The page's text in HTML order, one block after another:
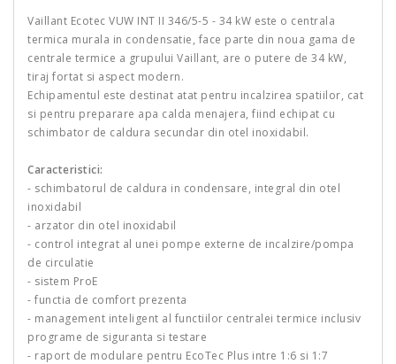
Vaillant Ecotec VUW INT II 346/5-5 - 34 kW este o centrala
termica murala in condensatie, face parte din noua gama de
centrale termice a grupului Vaillant, are o putere de 34 kW,
tiraj fortat si aspect modern.
Echipamentul este destinat atat pentru incalzirea spatiilor, cat
si pentru preparare apa calda menajera, fiind echipat cu
schimbator de caldura secundar din otel inoxidabil.
Caracteristici:
- schimbatorul de caldura in condensare, integral din otel
inoxidabil
- arzator din otel inoxidabil
- control integrat al unei pompe externe de incalzire/pompa
de circulatie
- sistem ProE
- functia de comfort prezenta
- management inteligent al functiilor centralei termice inclusiv
programe de siguranta si testare
- raport de modulare pentru EcoTec Plus intre 1:6 si 1:7